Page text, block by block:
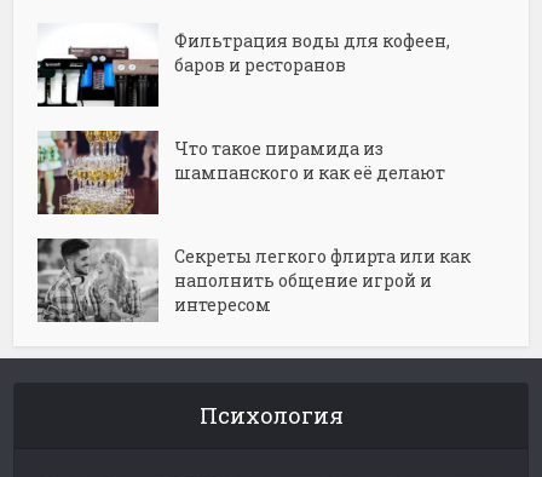
Фильтрация воды для кофеен,
баров и ресторанов
Что такое пирамида из
шампанского и как её делают
Секреты легкого флирта или как
наполнить общение игрой и
интересом
Психология